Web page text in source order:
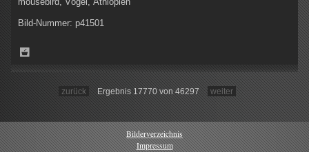
Bild-Nummer: p41501
zurück Ergebnis 17770 von 46297 weiter
Bilderverzeichnis
Impressum